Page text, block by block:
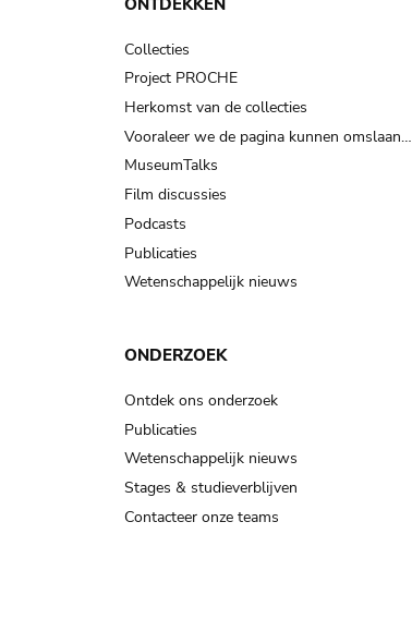
ONTDEKKEN
Collecties
Project PROCHE
Herkomst van de collecties
Vooraleer we de pagina kunnen omslaan…
MuseumTalks
Film discussies
Podcasts
Publicaties
Wetenschappelijk nieuws
ONDERZOEK
Ontdek ons onderzoek
Publicaties
Wetenschappelijk nieuws
Stages & studieverblijven
Contacteer onze teams